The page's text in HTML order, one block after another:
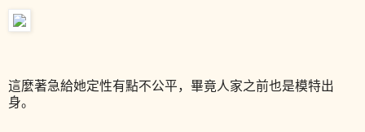
這麼著急給她定性有點不公平，畢竟人家之前也是模特出
身。